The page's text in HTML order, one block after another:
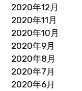
2020年12月
2020年11月
2020年10月
2020年9月
2020年8月
2020年7月
2020年6月